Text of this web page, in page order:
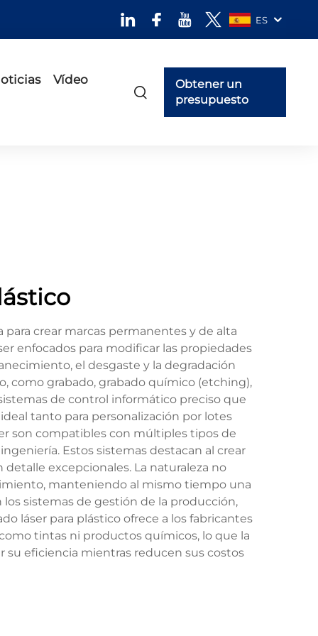
ES
Vídeo
Obtener un
presupuesto
crear marcas permanentes y de alta
enfocados para modificar las propiedades
el desgaste y la degradación
como grabado, grabado químico (etching),
de control informático preciso que
tanto para personalización por lotes
son compatibles con múltiples tipos de
Estos sistemas destacan al crear
excepcionales. La naturaleza no
manteniendo al mismo tiempo una
sistemas de gestión de la producción,
láser para plástico ofrece a los fabricantes
tintas ni productos químicos, lo que la
eficiencia mientras reducen sus costos